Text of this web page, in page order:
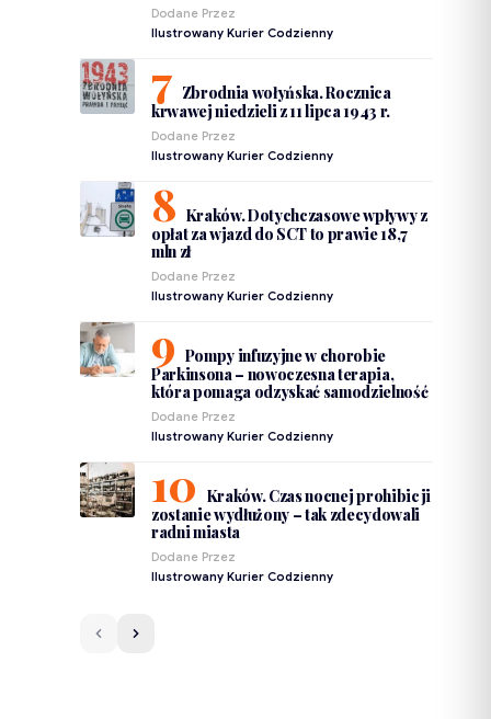
Dodane Przez
Ilustrowany Kurier Codzienny
Zbrodnia wołyńska. Rocznica
krwawej niedzieli z 11 lipca 1943 r.
Dodane Przez
Ilustrowany Kurier Codzienny
Kraków. Dotychczasowe wpływy z
opłat za wjazd do SCT to prawie 18,7
mln zł
Dodane Przez
Ilustrowany Kurier Codzienny
Pompy infuzyjne w chorobie
Parkinsona – nowoczesna terapia,
która pomaga odzyskać samodzielność
Dodane Przez
Ilustrowany Kurier Codzienny
Kraków. Czas nocnej prohibicji
zostanie wydłużony – tak zdecydowali
radni miasta
Dodane Przez
Ilustrowany Kurier Codzienny